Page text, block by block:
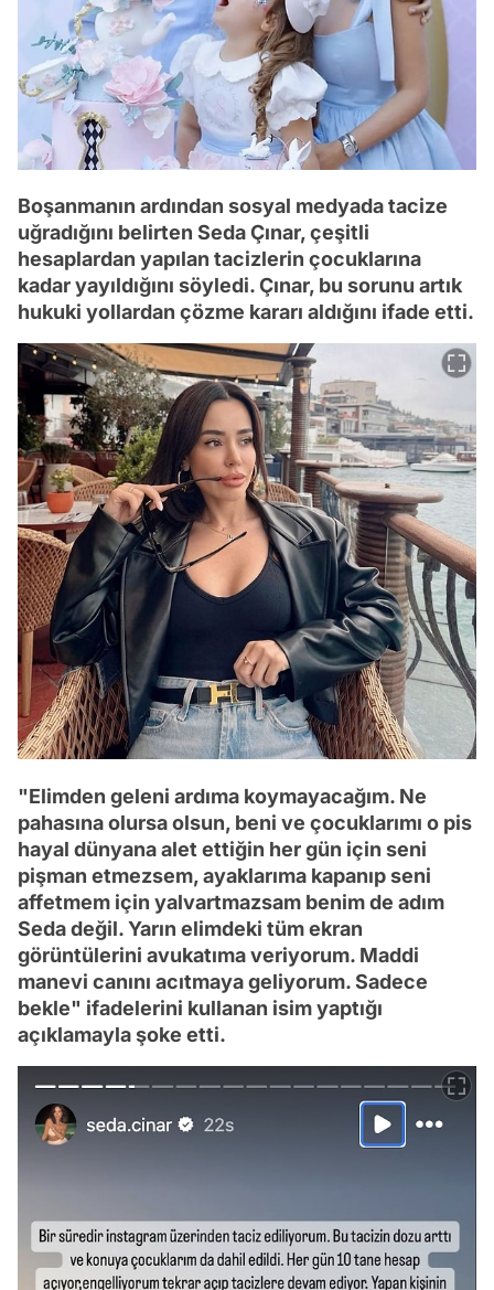
Boşanmanın ardından sosyal medyada tacize
uğradığını belirten Seda Çınar, çeşitli
hesaplardan yapılan tacizlerin çocuklarına
kadar yayıldığını söyledi. Çınar, bu sorunu artık
hukuki yollardan çözme kararı aldığını ifade etti.
"Elimden geleni ardıma koymayacağım. Ne
pahasına olursa olsun, beni ve çocuklarımı o pis
hayal dünyana alet ettiğin her gün için seni
pişman etmezsem, ayaklarıma kapanıp seni
affetmem için yalvartmazsam benim de adım
Seda değil. Yarın elimdeki tüm ekran
görüntülerini avukatıma veriyorum. Maddi
manevi canını acıtmaya geliyorum. Sadece
bekle" ifadelerini kullanan isim yaptığı
açıklamayla şoke etti.